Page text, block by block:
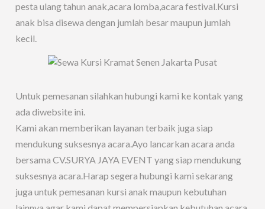
pesta ulang tahun anak,acara lomba,acara festival.Kursi
anak bisa disewa dengan jumlah besar maupun jumlah
kecil.
Untuk pemesanan silahkan hubungi kami ke kontak yang
ada diwebsite ini.
Kami akan memberikan layanan terbaik juga siap
mendukung suksesnya acara.Ayo lancarkan acara anda
bersama CV.SURYA JAYA EVENT yang siap mendukung
suksesnya acara.Harap segera hubungi kami sekarang
juga untuk pemesanan kursi anak maupun kebutuhan